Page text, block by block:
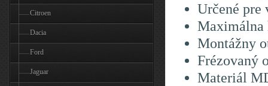
Určené
Maximálna
Montážny
Frézovaný
Materiál
Citroen
Dacia
Ford
Jaguar